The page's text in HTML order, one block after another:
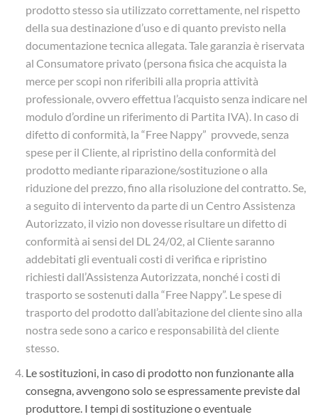
prodotto stesso sia utilizzato correttamente, nel rispetto
della sua destinazione d’uso e di quanto previsto nella
documentazione tecnica allegata. Tale garanzia è riservata
al Consumatore privato (persona fisica che acquista la
merce per scopi non riferibili alla propria attività
professionale, ovvero effettua l’acquisto senza indicare nel
modulo d’ordine un riferimento di Partita IVA). In caso di
difetto di conformità, la “Free Nappy” provvede, senza
spese per il Cliente, al ripristino della conformità del
prodotto mediante riparazione/sostituzione o alla
riduzione del prezzo, fino alla risoluzione del contratto. Se,
a seguito di intervento da parte di un Centro Assistenza
Autorizzato, il vizio non dovesse risultare un difetto di
conformità ai sensi del DL 24/02, al Cliente saranno
addebitati gli eventuali costi di verifica e ripristino
richiesti dall’Assistenza Autorizzata, nonché i costi di
trasporto se sostenuti dalla “Free Nappy”. Le spese di
trasporto del prodotto dall’abitazione del cliente sino alla
nostra sede sono a carico e responsabilità del cliente
stesso.
Le sostituzioni, in caso di prodotto non funzionante alla
consegna, avvengono solo se espressamente previste dal
produttore. I tempi di sostituzione o eventuale